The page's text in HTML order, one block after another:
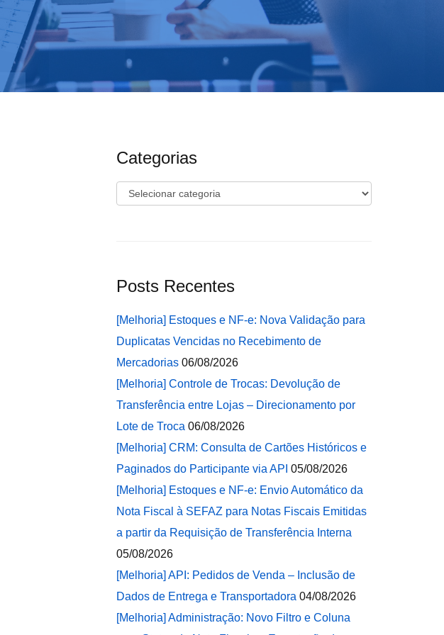
Categorias
Categorias
Posts Recentes
[Melhoria] Estoques e NF-e: Nova Validação para
Duplicatas Vencidas no Recebimento de
Mercadorias 06/08/2026
[Melhoria] Controle de Trocas: Devolução de
Transferência entre Lojas – Direcionamento por
Lote de Troca 06/08/2026
[Melhoria] CRM: Consulta de Cartões Históricos e
Paginados do Participante via API 05/08/2026
[Melhoria] Estoques e NF-e: Envio Automático da
Nota Fiscal à SEFAZ para Notas Fiscais Emitidas
a partir da Requisição de Transferência Interna
05/08/2026
[Melhoria] API: Pedidos de Venda – Inclusão de
Dados de Entrega e Transportadora 04/08/2026
[Melhoria] Administração: Novo Filtro e Coluna